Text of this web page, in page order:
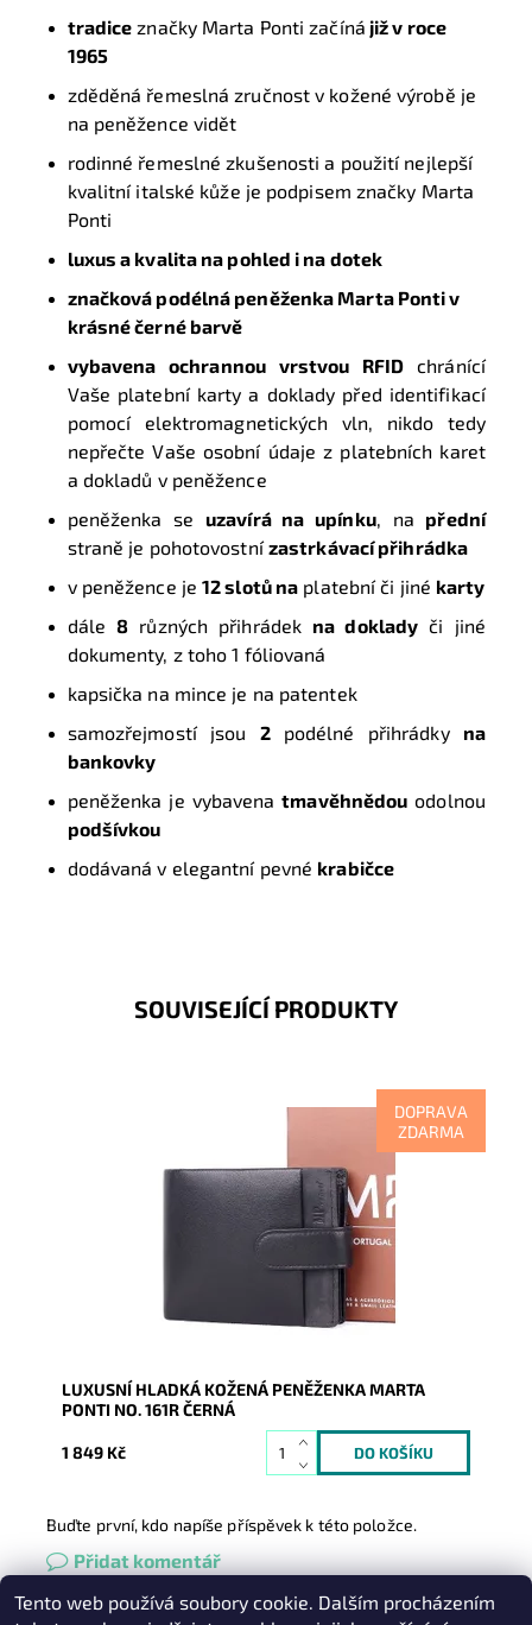
tradice značky Marta Ponti začíná již v roce
1965
zděděná řemeslná zručnost v kožené výrobě je
na peněžence vidět
rodinné řemeslné zkušenosti a použití nejlepší
kvalitní italské kůže je podpisem značky Marta
Ponti
luxus a kvalita na pohled i na dotek
značková podélná peněženka Marta Ponti v
krásné černé barvě
vybavena ochrannou vrstvou RFIDchránící
Vaše platební karty a doklady před identifikací
pomocí elektromagnetických vln, nikdo tedy
nepřečte Vaše osobní údaje z platebních karet
a dokladů v peněžence
peněženka se uzavírá na upínku, na přední
straně je pohotovostnízastrkávací přihrádka
v peněžence je12 slotů na platební či jiné karty
dále8 různých přihrádek na doklady či jiné
dokumenty, z toho 1 fóliovaná
kapsička na mince je na patentek
samozřejmostí jsou 2podélné přihrádky na
bankovky
peněženka je vybavenatmavěhnědou odolnou
podšívkou
dodávaná v elegantní pevné krabičce
SOUVISEJÍCÍ PRODUKTY
DOPRAVA
ZDARMA
Podélná značková černá peněženka je podpisem
luxusu, kvality, praktičnosti na pohled i na dotek.
Skladem
Marta Ponti
LUXUSNÍ HLADKÁ KOŽENÁ PENĚŽENKA MARTA
PONTI NO. 161R ČERNÁ
1 849 Kč
Buďte první, kdo napíše příspěvek k této položce.
Přidat komentář
Tento web používá soubory cookie. Dalším procházením